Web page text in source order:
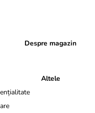
Despre magazin
Altele